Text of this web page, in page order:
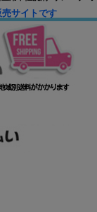
サイトです